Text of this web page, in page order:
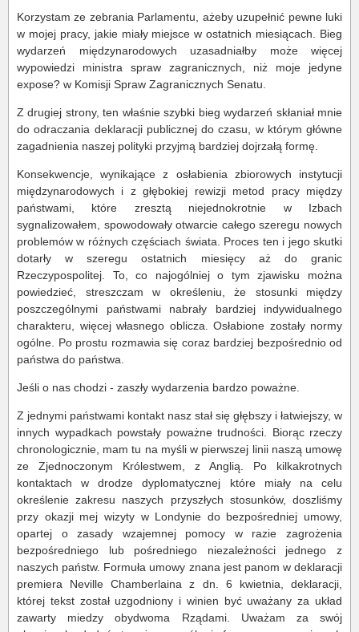
Korzystam ze zebrania Parlamentu, ażeby uzupełnić pewne luki
w mojej pracy, jakie miały miejsce w ostatnich miesiącach. Bieg
wydarzeń międzynarodowych uzasadniałby może więcej
wypowiedzi ministra spraw zagranicznych, niż moje jedyne
expose? w Komisji Spraw Zagranicznych Senatu.
Z drugiej strony, ten właśnie szybki bieg wydarzeń skłaniał mnie
do odraczania deklaracji publicznej do czasu, w którym główne
zagadnienia naszej polityki przyjmą bardziej dojrzałą formę.
Konsekwencje, wynikające z osłabienia zbiorowych instytucji
międzynarodowych i z głębokiej rewizji metod pracy między
państwami, które zresztą niejednokrotnie w Izbach
sygnalizowałem, spowodowały otwarcie całego szeregu nowych
problemów w różnych częściach świata. Proces ten i jego skutki
dotarły w szeregu ostatnich miesięcy aż do granic
Rzeczypospolitej. To, co najogólniej o tym zjawisku można
powiedzieć, streszczam w określeniu, że stosunki między
poszczególnymi państwami nabrały bardziej indywidualnego
charakteru, więcej własnego oblicza. Osłabione zostały normy
ogólne. Po prostu rozmawia się coraz bardziej bezpośrednio od
państwa do państwa.
Jeśli o nas chodzi - zaszły wydarzenia bardzo poważne.
Z jednymi państwami kontakt nasz stał się głębszy i łatwiejszy, w
innych wypadkach powstały poważne trudności. Biorąc rzeczy
chronologicznie, mam tu na myśli w pierwszej linii naszą umowę
ze Zjednoczonym Królestwem, z Anglią. Po kilkakrotnych
kontaktach w drodze dyplomatycznej które miały na celu
określenie zakresu naszych przyszłych stosunków, doszliśmy
przy okazji mej wizyty w Londynie do bezpośredniej umowy,
opartej o zasady wzajemnej pomocy w razie zagrożenia
bezpośredniego lub pośredniego niezależności jednego z
naszych państw. Formuła umowy znana jest panom w deklaracji
premiera Neville Chamberlaina z dn. 6 kwietnia, deklaracji,
której tekst został uzgodniony i winien być uważany za układ
zawarty miedzy obydwoma Rządami. Uważam za swój